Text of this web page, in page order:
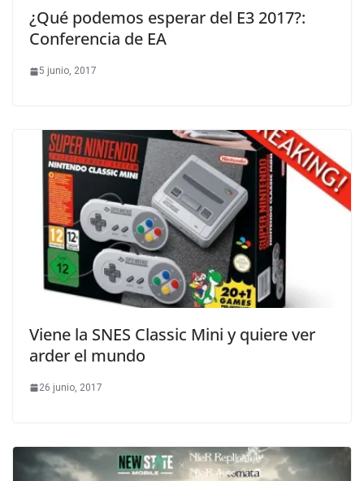
¿Qué podemos esperar del E3 2017?:
Conferencia de EA
5 junio, 2017
Viene la SNES Classic Mini y quiere ver
arder el mundo
26 junio, 2017